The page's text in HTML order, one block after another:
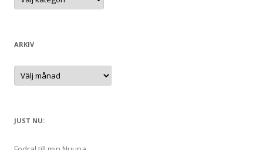
et
r
i
r
ARKIV
A
k
JUST NU: